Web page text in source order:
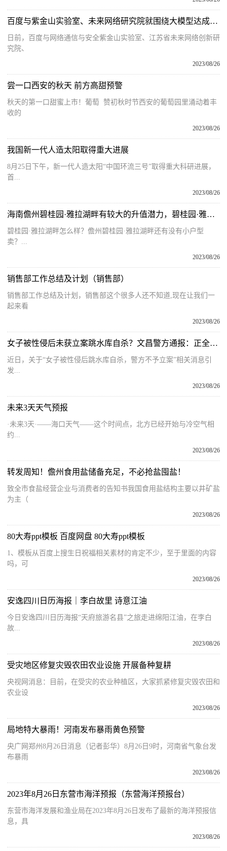
百度与紫金山实验室、未来网络研究院就围绕大模型达成战略合作
日前，百度与网络通信与安全紫金山实验室、江苏省未来网络创新研
究院、
2023/08/26
尝一口西安的秋天 前方高甜预警
秋天的第一口甜蜜上市！葡萄 赞初秋时节西安的葡萄园里涌动着丰
收的
2023/08/26
我国新一代人造太阳取得重大进展
8月25日下午，新一代人造太阳“中国环流三号”取得重大科研进展，
首...
2023/08/26
海南儋州碧桂园·雅拉湖畔有较大的升值潜力，碧桂园·雅拉湖畔还有没有小户型卖？
碧桂园·雅拉湖畔怎么样？儋州碧桂园·雅拉湖畔还有没有小户型
卖？...
2023/08/26
销售部工作总结及计划（销售部）
销售部工作总结及计划，销售部这个很多人还不知道,现在让我们一
起来看
2023/08/26
女子被性侵后未获立案跳水库自杀？文昌警方通报：正全面复查
近日，关于“女子被性侵后跳水库自杀，警方不予立案”相关消息引
发...
2023/08/26
未来3天天气预报
·未来3天·——海口天气——这个时间点，北方已经开始与冷空气相
约...
2023/08/26
转发周知！儋州食用盐储备充足，不必抢盐囤盐！
致全市食盐经营企业与消费者的告知书我国食用盐结构主要以井矿盐
为主（
2023/08/26
80大寿ppt模板 百度网盘 80大寿ppt模板
1、模板从百度上搜生日祝福相关素材的肯定不少，至于里面的内容
吗，可
2023/08/26
安逸四川日历海报｜李白故里 诗意江油
今日安逸四川日历海报“天府旅游名县”之旅走进绵阳江油，在李白
故...
2023/08/26
受灾地区修复灾毁农田农业设施 开展备种复耕
央视网消息：目前，在受灾的农业种植区，大家抓紧修复灾毁农田和
农业设
2023/08/26
局地特大暴雨！河南发布暴雨黄色预警
央广网郑州8月26日消息（记者彭华）8月26日9时，河南省气象台发
布暴雨
2023/08/26
2023年8月26日东营市海洋预报（东营海洋预报台）
东营市海洋发展和渔业局在2023年8月26日发布了最新的海洋预报信
息，具
2023/08/26